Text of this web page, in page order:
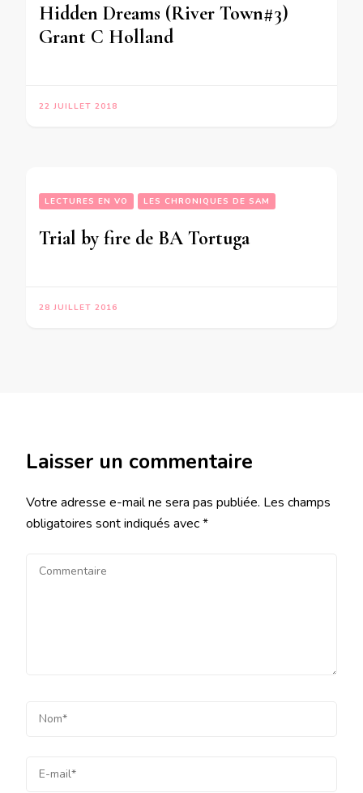
Hidden Dreams (River Town#3)
Grant C Holland
22 JUILLET 2018
LECTURES EN VO LES CHRONIQUES DE SAM
Trial by fire de BA Tortuga
28 JUILLET 2016
Laisser un commentaire
Votre adresse e-mail ne sera pas publiée. Les champs
obligatoires sont indiqués avec*